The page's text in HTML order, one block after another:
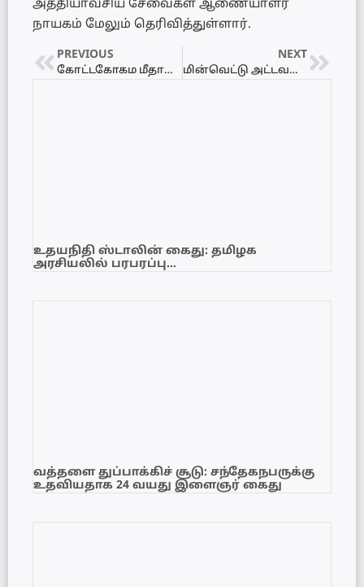
அத்தியாவசிய சேவைகள் ஆணையாளர்
நாயகம் மேலும் தெரிவித்துள்ளார்.
PREVIOUS
கோட்டகோகம மீதான தாக்குதலுக்கு பூரண ஆதரவு வழங்குவோம் நாமல் தெரிவிப்பு
NEXT
மின்வெட்டு அட்டவணை 23.05.2022 – Power Interruption Schedule
உதயநிதி ஸ்டாலின் கைது: தமிழக
அரசியலில் பரபரப்பு…
வத்தளை துப்பாக்கிச் சூடு: சந்தேகநபருக்கு
உதவியதாக 24 வயது இளைஞர் கைது